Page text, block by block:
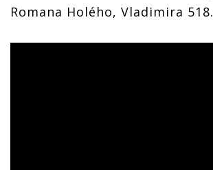
Romana Holého, Vladimira 518.